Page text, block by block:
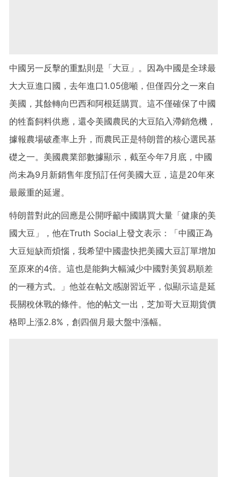
中國另一反擊的重點則是「大豆」。因為中國是全球最
大大豆進口國，去年進口1.05億噸，但僅四分之一來自
美國，其餘轉向巴西和阿根廷購買。這不僅確保了中國
的牲畜飼料供應，還令美國農民的大豆陷入滯銷危機，
據報農場破產率上升，而農民正是特朗普的核心選民基
礎之一。美國農業部數據顯示，截至今年7月底，中國
尚未為9月新銷售年度預訂任何美國大豆，這是20年來
最嚴重的延遲。
特朗普對此的回應是公開呼籲中國購買大量「健康的美
國大豆」，他在Truth Social上發文表示：「中國正為
大豆短缺而煩惱，我希望中國盡快把美國大豆訂單增加
至原來的4倍。這也是能夠大幅減少中國對美貿易順差
的一種方式。」他並在帖文感謝習近平，似顯示這是延
長關稅休戰的條件。他的帖文一出，芝加哥大豆期貨價
格即上漲2.8%，創四個月最大盤中漲幅。